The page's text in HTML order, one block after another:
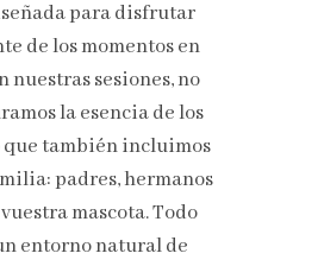
para disfrutar
de los momentos en
nuestras sesiones, no
la esencia de los
que también incluimos
padres, hermanos
mascota. Todo
entorno natural de